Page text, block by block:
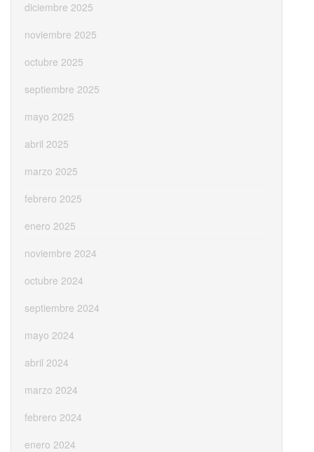
diciembre 2025
noviembre 2025
octubre 2025
septiembre 2025
mayo 2025
abril 2025
marzo 2025
febrero 2025
enero 2025
noviembre 2024
octubre 2024
septiembre 2024
mayo 2024
abril 2024
marzo 2024
febrero 2024
enero 2024